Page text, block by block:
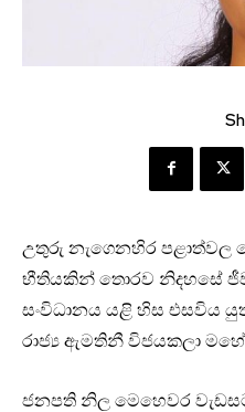
උතුරු නැගෙනහිර පළාත්වල
භීතියකින් තොරව නිදහසේ
සංවිධානය යළි හිස එසවිය
රාජ්‍ය ඇමතිනී විජයකලා
ජනපති නිල ම‌ෙහ‌ෙවර